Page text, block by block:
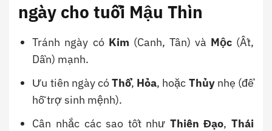
ngày cho tuổi Mậu Thìn
Tránh ngày có Kim (Canh, Tân) và Mộc(Ất,
Dần) mạnh.
Ưu tiên ngày cóThổ, Hỏa, hoặc Thủynhẹ (để
hỗ trợ sinh mệnh).
Cân nhắc các sao tốt như Thiên Đạo,Thái